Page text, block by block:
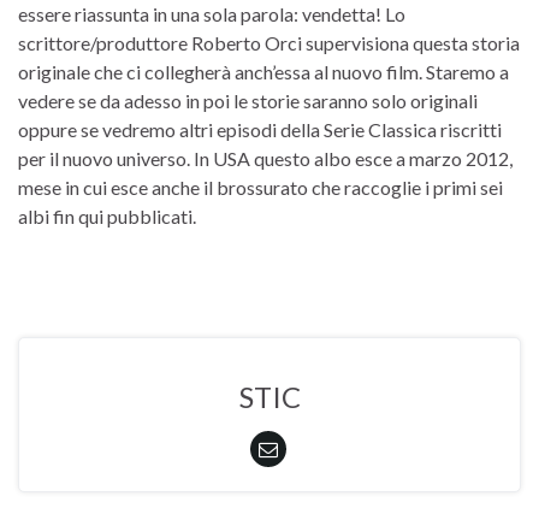
essere riassunta in una sola parola: vendetta! Lo
scrittore/produttore Roberto Orci supervisiona questa storia
originale che ci collegherà anch’essa al nuovo film. Staremo a
vedere se da adesso in poi le storie saranno solo originali
oppure se vedremo altri episodi della Serie Classica riscritti
per il nuovo universo. In USA questo albo esce a marzo 2012,
mese in cui esce anche il brossurato che raccoglie i primi sei
albi fin qui pubblicati.
STIC